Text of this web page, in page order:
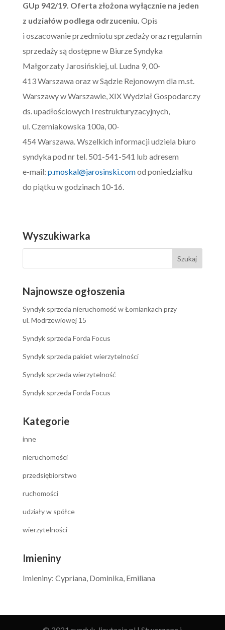
GUp 942/19. Oferta złożona wyłącznie na jeden
z udziałów podlega odrzuceniu. Opis
i oszacowanie przedmiotu sprzedaży oraz regulamin
sprzedaży są dostępne w Biurze Syndyka
Małgorzaty Jarosińskiej, ul. Ludna 9, 00-
413 Warszawa oraz w Sądzie Rejonowym dla m.st.
Warszawy w Warszawie, XIX Wydział Gospodarczy
ds. upadłościowych i restrukturyzacyjnych,
ul. Czerniakowska 100a, 00-
454 Warszawa. Wszelkich informacji udziela biuro
syndyka pod nr tel. 501-541-541 lub adresem
e-mail: p.moskal@jarosinski.comod poniedziałku
do piątku w godzinach 10-16.
Wyszukiwarka
Najnowsze ogłoszenia
Syndyk sprzeda nieruchomość w Łomiankach przy
ul. Modrzewiowej 15
Syndyk sprzeda Forda Focus
Syndyk sprzeda pakiet wierzytelności
Syndyk sprzeda wierzytelność
Syndyk sprzeda Forda Focus
Kategorie
inne
nieruchomości
przedsiębiorstwo
ruchomości
udziały w spółce
wierzytelności
Imieniny
Imieniny: Cypriana, Dominika, Emiliana